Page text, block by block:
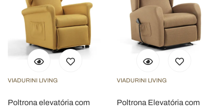
VIADURINI LIVING
Poltrona elevatória com
VIADURINI LIVING
Poltrona Elevatória com